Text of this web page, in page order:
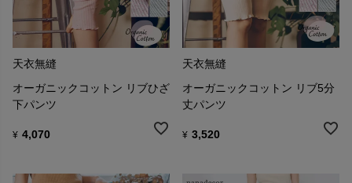
天衣無縫
オーガニックコットン リブひざ
下パンツ
¥ 4,070
天衣無縫
オーガニックコットン リブ5分
丈パンツ
¥ 3,520